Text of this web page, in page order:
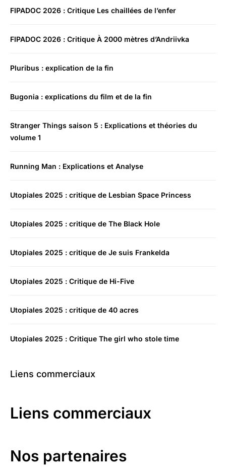
FIPADOC 2026 : Critique Les chaillées de l’enfer
FIPADOC 2026 : Critique À 2000 mètres d’Andriivka
Pluribus : explication de la fin
Bugonia : explications du film et de la fin
Stranger Things saison 5 : Explications et théories du
volume 1
Running Man : Explications et Analyse
Utopiales 2025 : critique de Lesbian Space Princess
Utopiales 2025 : critique de The Black Hole
Utopiales 2025 : critique de Je suis Frankelda
Utopiales 2025 : Critique de Hi-Five
Utopiales 2025 : critique de 40 acres
Utopiales 2025 : Critique The girl who stole time
Liens commerciaux
Liens commerciaux
Nos partenaires